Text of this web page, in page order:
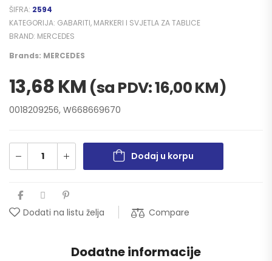
ŠIFRA: 2594
KATEGORIJA: GABARITI, MARKERI I SVJETLA ZA TABLICE
BRAND: MERCEDES
Brands: MERCEDES
13,68KM (sa PDV:16,00KM)
0018209256, W668669670
Dodaj u korpu
Dodati na listu želja Compare
Dodatne informacije